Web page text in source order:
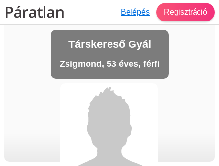
Belépés Regisztráció
Társkereső Gyál
Zsigmond, 53 éves, férfi